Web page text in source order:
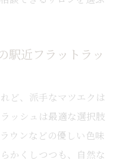
駅近フラットラッ
ど、派手なマツエクは
ッシュは最適な選択肢
ウンなどの優しい色味
かくしつつも、自然な